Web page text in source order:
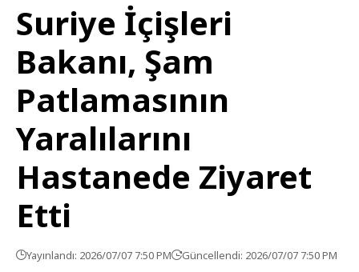
Suriye İçişleri
Bakanı, Şam
Patlamasının
Yaralılarını
Hastanede Ziyaret
Etti
Yayınlandı: 2026/07/07 7:50 PM Güncellendi: 2026/07/07 7:50 PM